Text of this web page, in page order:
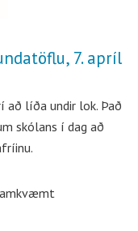
7. apríl
að líða undir lok. Það
skólans í dag að